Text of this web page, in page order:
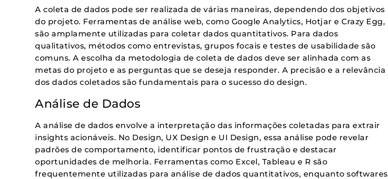
A coleta de dados pode ser realizada de várias maneiras, dependendo dos objetivos
do projeto. Ferramentas de análise web, como Google Analytics, Hotjar e Crazy Egg,
são amplamente utilizadas para coletar dados quantitativos. Para dados
qualitativos, métodos como entrevistas, grupos focais e testes de usabilidade são
comuns. A escolha da metodologia de coleta de dados deve ser alinhada com as
metas do projeto e as perguntas que se deseja responder. A precisão e a relevância
dos dados coletados são fundamentais para o sucesso do design.
Análise de Dados
A análise de dados envolve a interpretação das informações coletadas para extrair
insights acionáveis. No Design, UX Design e UI Design, essa análise pode revelar
padrões de comportamento, identificar pontos de frustração e destacar
oportunidades de melhoria. Ferramentas como Excel, Tableau e R são
frequentemente utilizadas para análise de dados quantitativos, enquanto softwares